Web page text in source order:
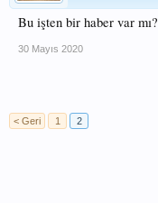
Bu işten bir haber var mı?
30 Mayıs 2020
< Geri
1 2